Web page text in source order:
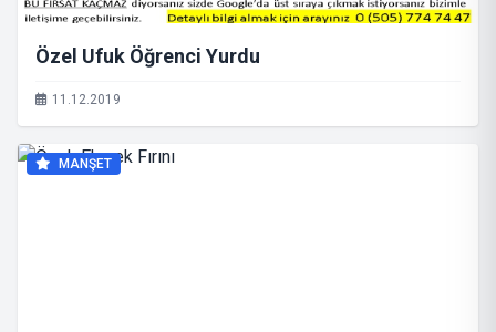
Özel Ufuk Öğrenci Yurdu
11.12.2019
MANŞET